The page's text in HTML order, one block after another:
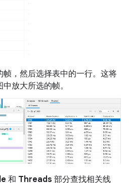
帧，然后选择表中的一行。这将
放大所选的帧。
和 Threads 部分查找相关线